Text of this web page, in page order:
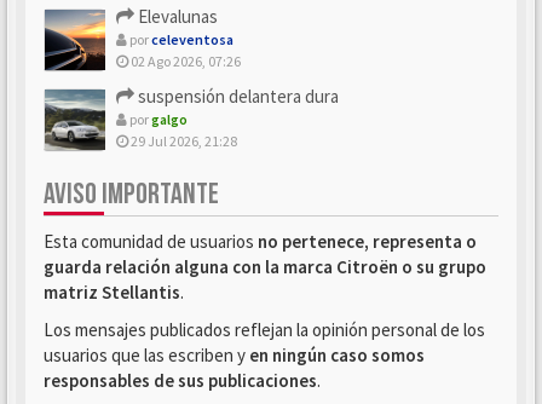
Elevalunas
porceleventosa
02 Ago 2026, 07:26
suspensión delantera dura
porgalgo
29 Jul 2026, 21:28
AVISO IMPORTANTE
Esta comunidad de usuarios no pertenece, representa o
guarda relación alguna con la marca Citroën o su grupo
matriz Stellantis.
Los mensajes publicados reflejan la opinión personal de los
usuarios que las escriben y en ningún caso somos
responsables de sus publicaciones.